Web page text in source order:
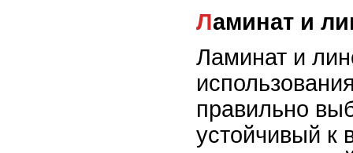
Ламинат и
Ламинат и
правильно
устойчивый к